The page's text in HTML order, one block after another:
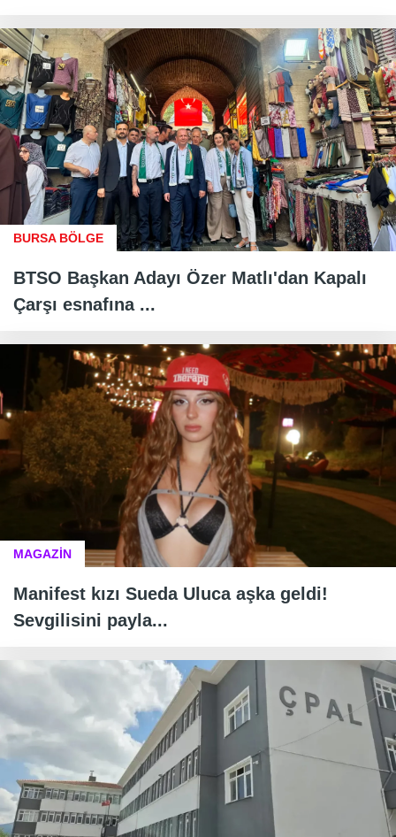
BURSA BÖLGE
BTSO Başkan Adayı Özer Matlı'dan Kapalı
Çarşı esnafına ...
MAGAZİN
Manifest kızı Sueda Uluca aşka geldi!
Sevgilisini payla...